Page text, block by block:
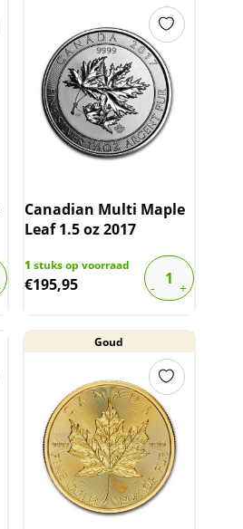
Canadian Multi Maple
Leaf 1.5 oz 2017
1 stuks op voorraad
€195,95
Goud